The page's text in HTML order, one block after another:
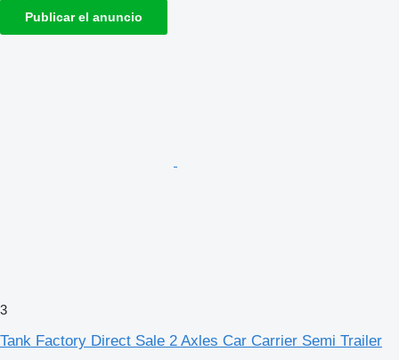
Publicar el anuncio
3
Tank Factory Direct Sale 2 Axles Car Carrier Semi Trailer